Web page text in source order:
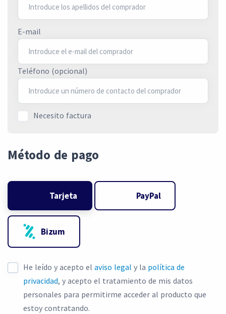
E-mail
Teléfono (opcional)
Necesito factura
Método de pago
Tarjeta PayPal
Bizum
He leído y acepto el aviso legal y la política de
privacidad, y acepto el tratamiento de mis datos
personales para permitirme acceder al producto que
estoy contratando.